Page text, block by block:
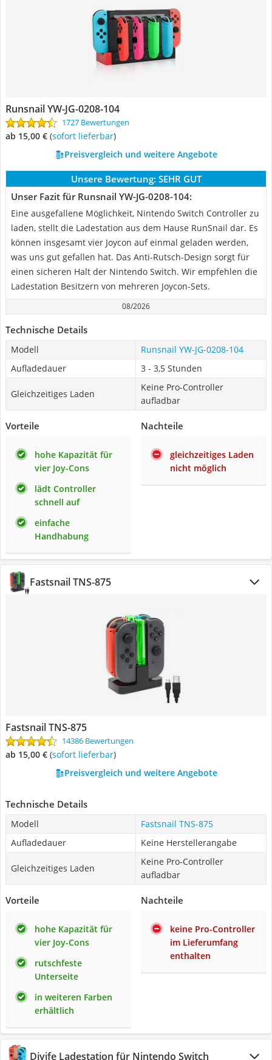
Runsnail YW-JG-0208-104
1727 Bewertungen
ab 15,00 € ( Sofort lieferbar)
Preisvergleich und weitere Angebote
Unsere Bewertung: SEHR GUT
Unser Fazit für Runsnail YW-JG-0208-104:
Eine ausgefallene Möglichkeit, Nintendo Switch Controller zu
laden, stellt die Ladestation aus dem Hause RunSnail dar. Es
können insgesamt vier Joycon auf einmal geladen werden,
was uns gut gefallen hat. Das Anti-Rutsch-Design sorgt für
einen sicheren Halt der Nintendo Switch. Wir empfehlen die
Ladestation Besitzern von mehreren Joycon-Sets.
08/2026
Technische Details
Modell
Runsnail YW-JG-0208-104
Aufladedauer
3 - 3,5 Stunden
Gleichzeitiges Laden
Keine Pro-Controller
aufladbar
Vorteile
hohe Kapazität für
vier Joy-Cons
lädt Controller
schnell auf
einfache
Handhabung
Nachteile
gleichzeitiges Laden
nicht möglich
Fastsnail TNS-875
Fastsnail TNS-875
14386 Bewertungen
ab 15,00 € ( Sofort lieferbar)
Preisvergleich und weitere Angebote
Technische Details
Modell
Fastsnail TNS-875
Aufladedauer
Keine Herstellerangabe
Gleichzeitiges Laden
Keine Pro-Controller
aufladbar
Vorteile
hohe Kapazität für
vier Joy-Cons
rutschfeste
Unterseite
in weiteren Farben
erhältlich
Nachteile
keine Pro-Controller
im Lieferumfang
enthalten
Diyife Ladestation für Nintendo Switch